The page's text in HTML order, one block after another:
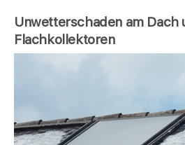
Unwetterschaden am Dach
Flachkollektoren